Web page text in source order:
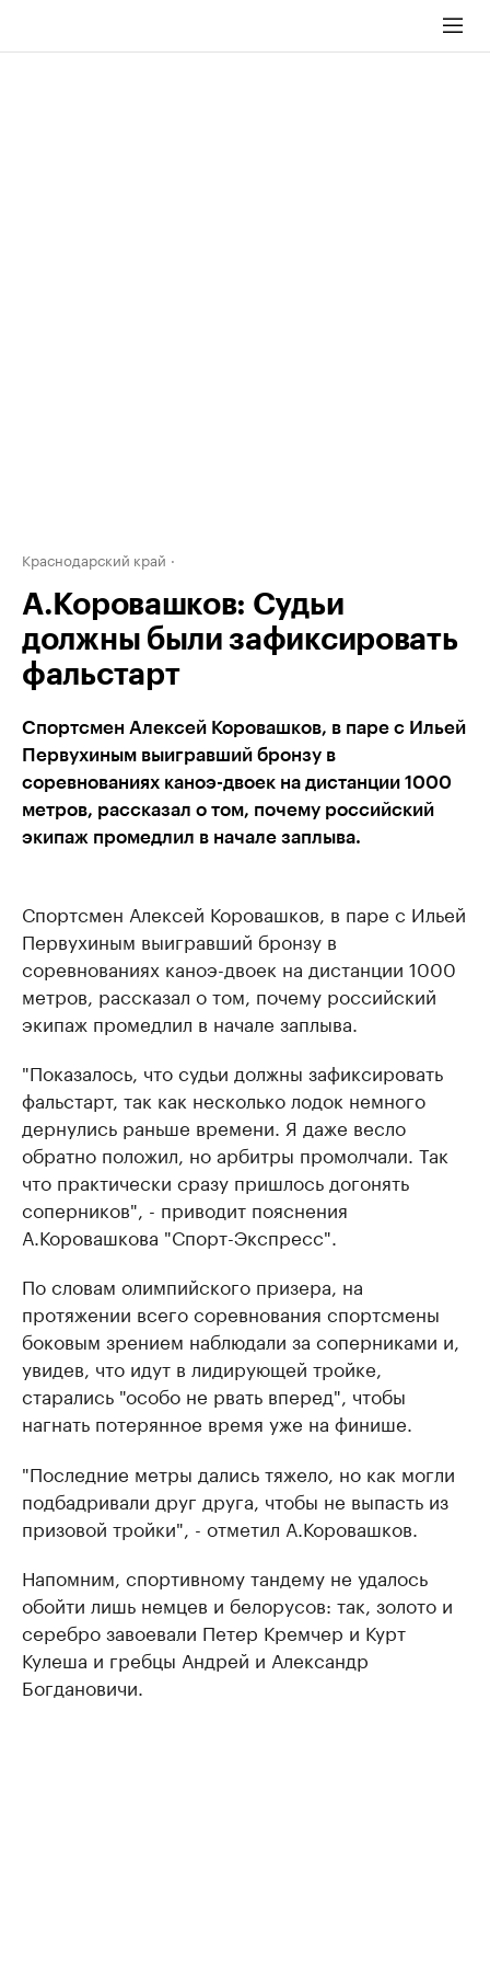
Краснодарский край
А.Коровашков: Судьи
должны были зафиксировать
фальстарт
Спортсмен Алексей Коровашков, в паре с Ильей
Первухиным выигравший бронзу в
соревнованиях каноэ-двоек на дистанции 1000
метров, рассказал о том, почему российский
экипаж промедлил в начале заплыва.
Спортсмен Алексей Коровашков, в паре с Ильей
Первухиным выигравший бронзу в
соревнованиях каноэ-двоек на дистанции 1000
метров, рассказал о том, почему российский
экипаж промедлил в начале заплыва.
"Показалось, что судьи должны зафиксировать
фальстарт, так как несколько лодок немного
дернулись раньше времени. Я даже весло
обратно положил, но арбитры промолчали. Так
что практически сразу пришлось догонять
соперников", - приводит пояснения
А.Коровашкова "Спорт-Экспресс".
По словам олимпийского призера, на
протяжении всего соревнования спортсмены
боковым зрением наблюдали за соперниками и,
увидев, что идут в лидирующей тройке,
старались "особо не рвать вперед", чтобы
нагнать потерянное время уже на финише.
"Последние метры дались тяжело, но как могли
подбадривали друг друга, чтобы не выпасть из
призовой тройки", - отметил А.Коровашков.
Напомним, спортивному тандему не удалось
обойти лишь немцев и белорусов: так, золото и
серебро завоевали Петер Кремчер и Курт
Кулеша и гребцы Андрей и Александр
Богдановичи.